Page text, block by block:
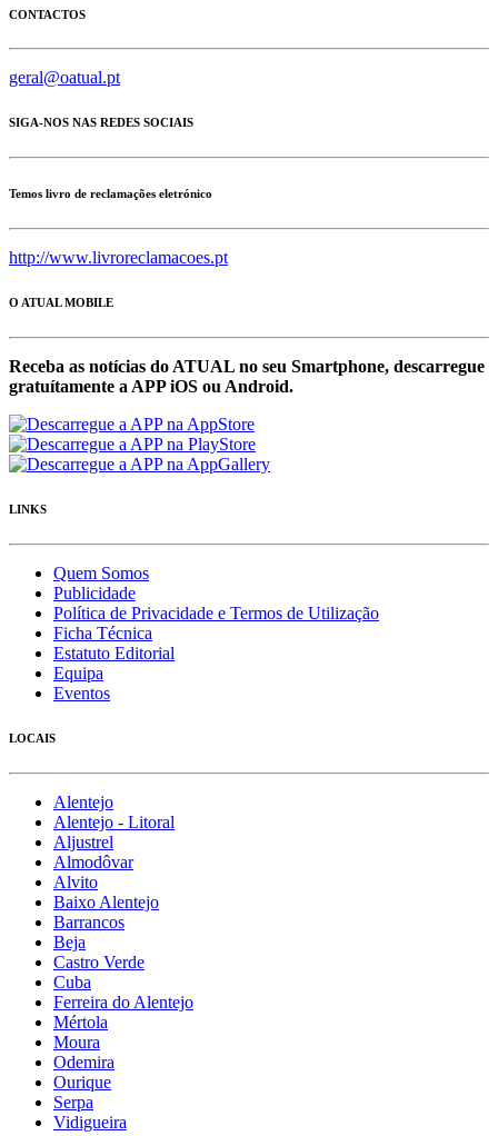
CONTACTOS
geral@oatual.pt
SIGA-NOS NAS REDES SOCIAIS
Temos livro de reclamações eletrónico
http://www.livroreclamacoes.pt
O ATUAL MOBILE
Receba as notícias do ATUAL no seu Smartphone, descarregue
gratuítamente a APP iOS ou Android.
LINKS
Quem Somos
Publicidade
Política de Privacidade e Termos de Utilização
Ficha Técnica
Estatuto Editorial
Equipa
Eventos
LOCAIS
Alentejo
Alentejo - Litoral
Aljustrel
Almodôvar
Alvito
Baixo Alentejo
Barrancos
Beja
Castro Verde
Cuba
Ferreira do Alentejo
Mértola
Moura
Odemira
Ourique
Serpa
Vidigueira